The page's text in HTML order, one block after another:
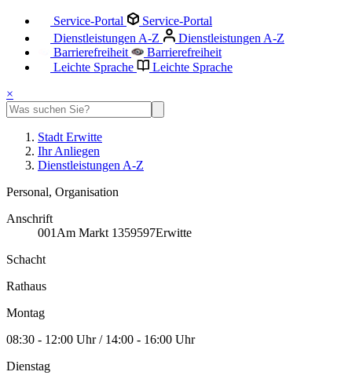
Service-Portal
Service-Portal
Dienstleistungen A-Z
Dienstleistungen A-Z
Barrierefreiheit
Barrierefreiheit
Leichte Sprache
Leichte Sprache
×
Stadt Erwitte
Ihr Anliegen
Dienstleistungen A-Z
Personal, Organisation
Anschrift
001 Am Markt 1359597Erwitte
Schacht
Rathaus
Montag
08:30 - 12:00 Uhr / 14:00 - 16:00 Uhr
Dienstag